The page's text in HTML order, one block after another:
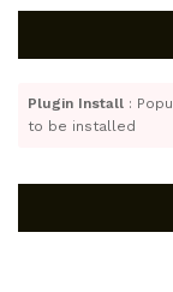
Plugin Install :
to be installed